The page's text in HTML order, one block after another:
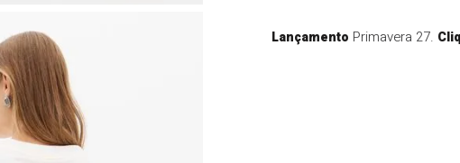
Lançamento Primavera 27.